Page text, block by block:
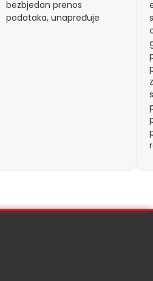
bezbjedan prenos
podataka, unapređuje